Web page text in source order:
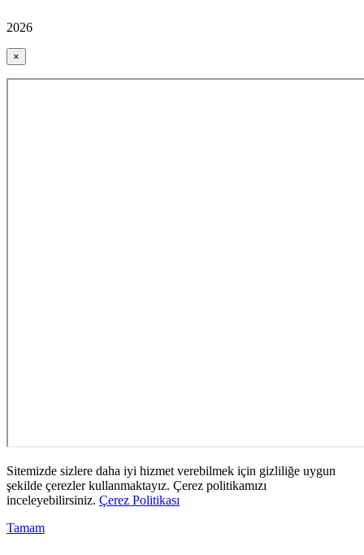
2026
×
Sitemizde sizlere daha iyi hizmet verebilmek için gizliliğe uygun
şekilde çerezler kullanmaktayız. Çerez politikamızı
inceleyebilirsiniz. Çerez Politikası
Tamam